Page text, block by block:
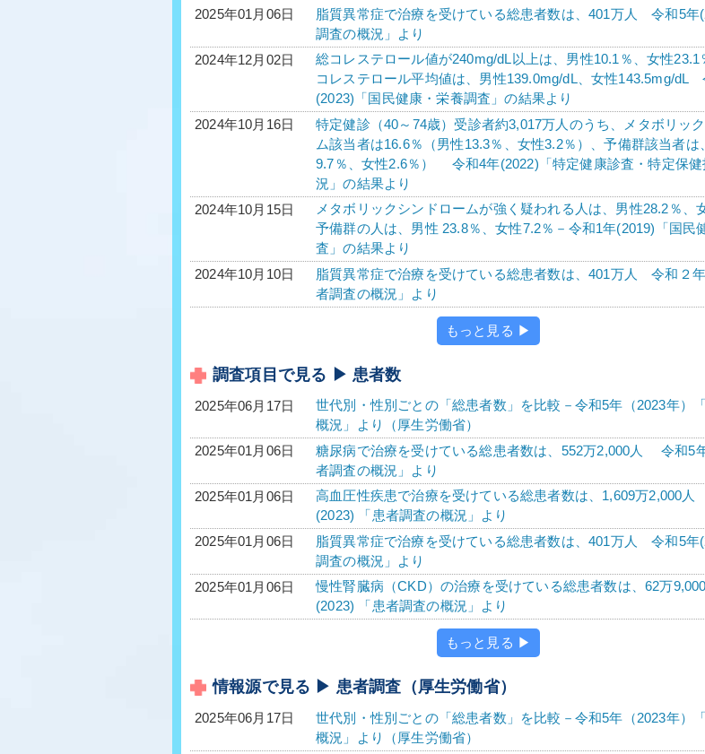
2025年01月06日
脂質異常症で治療を受けている総患者数は、401万人 令和5年
調査の概況」より
2024年12月02日
総コレステロール値が240mg/dL以上は、男性10.1％、女性23.1
コレステロール平均値は、男性139.0mg/dL、女性143.5mg/dL
(2023)「国民健康・栄養調査」の結果より
2024年10月16日
特定健診（40～74歳）受診者約3,017万人のうち、メタボリッ
ム該当者は16.6％（男性13.3％、女性3.2％）、予備群該当者は
9.7％、女性2.6％） 令和4年(2022)「特定健康診査・特定保健
況」の結果より
2024年10月15日
メタボリックシンドロームが強く疑われる人は、男性28.2％
予備群の人は、男性 23.8％、女性7.2％－令和1年(2019)「国民
査」の結果より
2024年10月10日
脂質異常症で治療を受けている総患者数は、401万人 令和２
者調査の概況」より
もっと見る ▶
調査項目で見る ▶ 患者数
2025年06月17日
世代別・性別ごとの「総患者数」を比較－令和5年（2023年）
概況」より（厚生労働省）
2025年01月06日
糖尿病で治療を受けている総患者数は、552万2,000人 令和5
者調査の概況」より
2025年01月06日
高血圧性疾患で治療を受けている総患者数は、1,609万2,000
(2023) 「患者調査の概況」より
2025年01月06日
脂質異常症で治療を受けている総患者数は、401万人 令和5年
調査の概況」より
2025年01月06日
慢性腎臓病（CKD）の治療を受けている総患者数は、62万
(2023) 「患者調査の概況」より
もっと見る ▶
情報源で見る ▶ 患者調査（厚生労働省）
2025年06月17日
世代別・性別ごとの「総患者数」を比較－令和5年（2023年）
概況」より（厚生労働省）